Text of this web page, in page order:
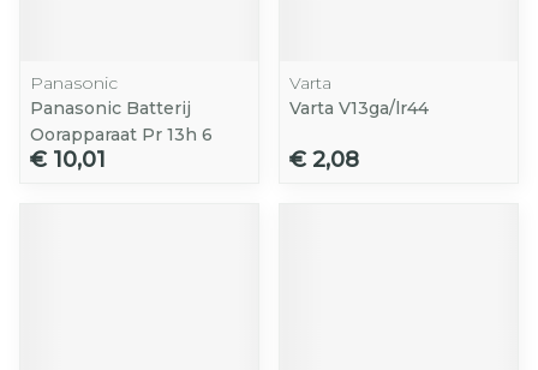
Panasonic
Panasonic Batterij
Oorapparaat Pr 13h 6
€ 10,01
Varta
Varta V13ga/lr44
€ 2,08